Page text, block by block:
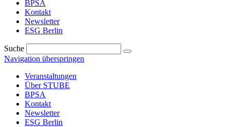
BPSA
Kontakt
Newsletter
ESG Berlin
Suche
Navigation überspringen
Veranstaltungen
Über STUBE
BPSA
Kontakt
Newsletter
ESG Berlin